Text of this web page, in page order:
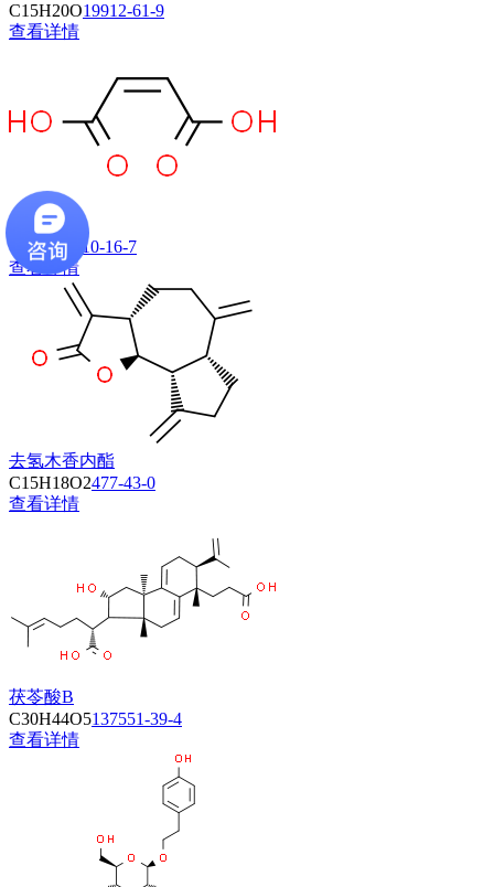
C15H20O19912-61-9
查看详情
马来酸
C4H4O4
110-16-7
查看详情
去氢木香内酯
C15H18O2477-43-0
查看详情
茯苓酸B
C30H44O5137551-39-4
查看详情